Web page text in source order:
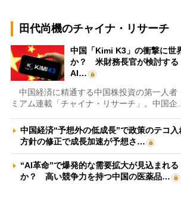
田代尚機のチャイナ・リサーチ
中国「Kimi K3」の衝撃に世
か？ 米財務長官が検討する
AI…
中国経済に精通する中国株投資の第一人者
ミアム連載「チャイナ・リサーチ」。中国企…
中国経済“予想外の低成長”で政策のテコ
方針の修正で成長加速が予想さ…
“AI革命”で爆発的な需要拡大が見込まれ
か？ 高い競争力を持つ中国の医薬品…